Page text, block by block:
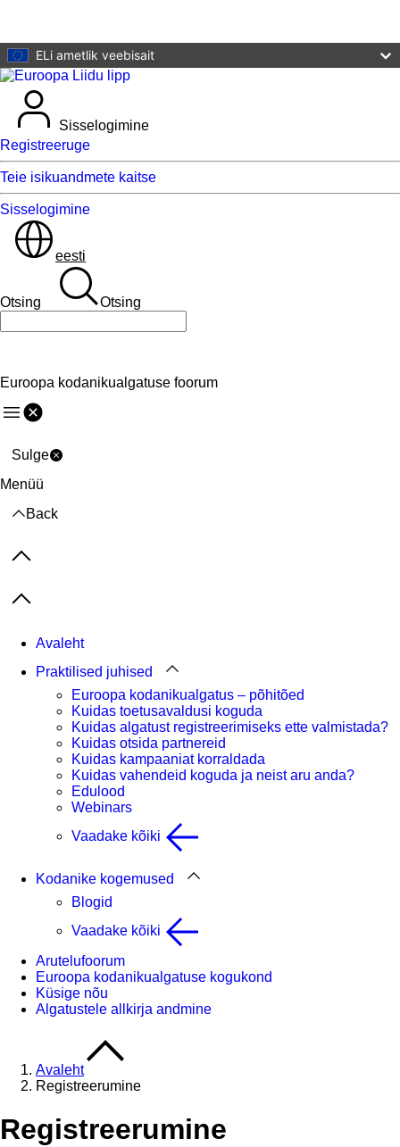
ELi ametlik veebisait
Sisselogimine
Registreeruge
Teie isikuandmete kaitse
Sisselogimine
eesti
Otsing Otsing
Euroopa kodanikualgatuse foorum
Menüü
Sulge
Menüü
Back
Previous items
Next items
Avaleht
Praktilised juhised
Euroopa kodanikualgatus – põhitõed
Kuidas toetusavaldusi koguda
Kuidas algatust registreerimiseks ette valmistada?
Kuidas otsida partnereid
Kuidas kampaaniat korraldada
Kuidas vahendeid koguda ja neist aru anda?
Edulood
Webinars
Vaadake kõiki
Kodanike kogemused
Blogid
Vaadake kõiki
Arutelufoorum
Euroopa kodanikualgatuse kogukond
Küsige nõu
Algatustele allkirja andmine
Avaleht
Registreerumine
Registreerumine